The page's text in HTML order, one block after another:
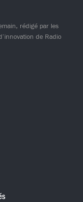
rédigé par les
de Radio